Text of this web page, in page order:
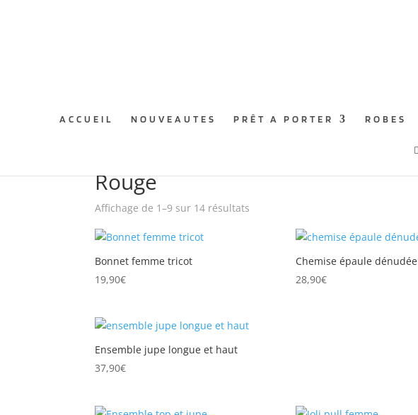
ACCUEIL NOUVEAUTES PRÊT A PORTER ROBES
Rouge
Affichage de 1–9 sur 14 résultats
Bonnet femme tricot
19,90€
Chemise épaule dénudée
28,90€
Ensemble jupe longue et haut
37,90€